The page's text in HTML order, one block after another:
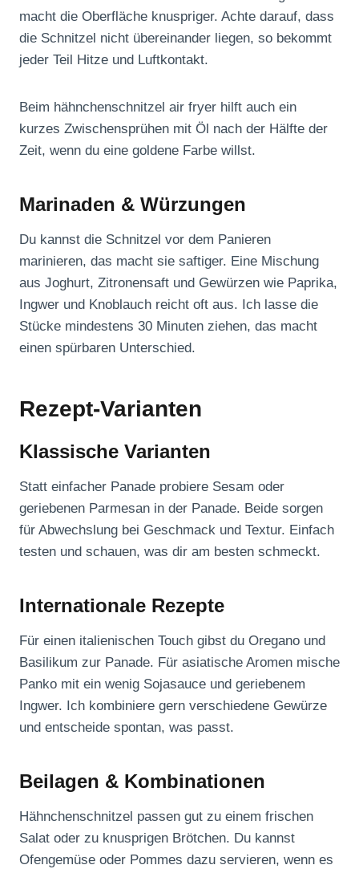
macht die Oberfläche knuspriger. Achte darauf, dass
die Schnitzel nicht übereinander liegen, so bekommt
jeder Teil Hitze und Luftkontakt.
Beim hähnchenschnitzel air fryer hilft auch ein
kurzes Zwischensprühen mit Öl nach der Hälfte der
Zeit, wenn du eine goldene Farbe willst.
Marinaden & Würzungen
Du kannst die Schnitzel vor dem Panieren
marinieren, das macht sie saftiger. Eine Mischung
aus Joghurt, Zitronensaft und Gewürzen wie Paprika,
Ingwer und Knoblauch reicht oft aus. Ich lasse die
Stücke mindestens 30 Minuten ziehen, das macht
einen spürbaren Unterschied.
Rezept-Varianten
Klassische Varianten
Statt einfacher Panade probiere Sesam oder
geriebenen Parmesan in der Panade. Beide sorgen
für Abwechslung bei Geschmack und Textur. Einfach
testen und schauen, was dir am besten schmeckt.
Internationale Rezepte
Für einen italienischen Touch gibst du Oregano und
Basilikum zur Panade. Für asiatische Aromen mische
Panko mit ein wenig Sojasauce und geriebenem
Ingwer. Ich kombiniere gern verschiedene Gewürze
und entscheide spontan, was passt.
Beilagen & Kombinationen
Hähnchenschnitzel passen gut zu einem frischen
Salat oder zu knusprigen Brötchen. Du kannst
Ofengemüse oder Pommes dazu servieren, wenn es